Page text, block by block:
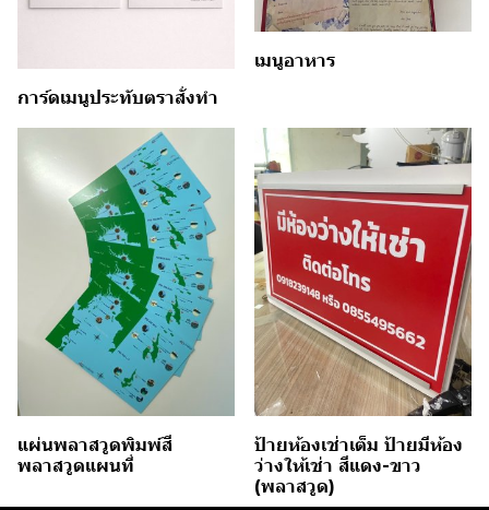
การ์ดเมนูประทับตราสั่งทำ
เมนูอาหาร
แผ่นพลาสวูดพิมพ์สี
พลาสวูดแผนที่
ป้ายห้องเช่าเต็ม ป้ายมีห้อง
ว่างให้เช่า สีแดง-ขาว
(พลาสวูด)